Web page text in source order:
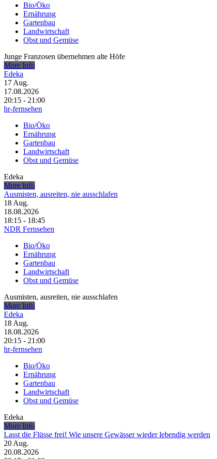
Bio/Öko
Ernährung
Gartenbau
Landwirtschaft
Obst und Gemüse
Junge Franzosen übernehmen alte Höfe
More Info
Edeka
17 Aug.
17.08.2026
20:15 - 21:00
hr-fernsehen
Bio/Öko
Ernährung
Gartenbau
Landwirtschaft
Obst und Gemüse
Edeka
More Info
Ausmisten, ausreiten, nie ausschlafen
18 Aug.
18.08.2026
18:15 - 18:45
NDR Fernsehen
Bio/Öko
Ernährung
Gartenbau
Landwirtschaft
Obst und Gemüse
Ausmisten, ausreiten, nie ausschlafen
More Info
Edeka
18 Aug.
18.08.2026
20:15 - 21:00
hr-fernsehen
Bio/Öko
Ernährung
Gartenbau
Landwirtschaft
Obst und Gemüse
Edeka
More Info
Lasst die Flüsse frei! Wie unsere Gewässer wieder lebendig werden
20 Aug.
20.08.2026